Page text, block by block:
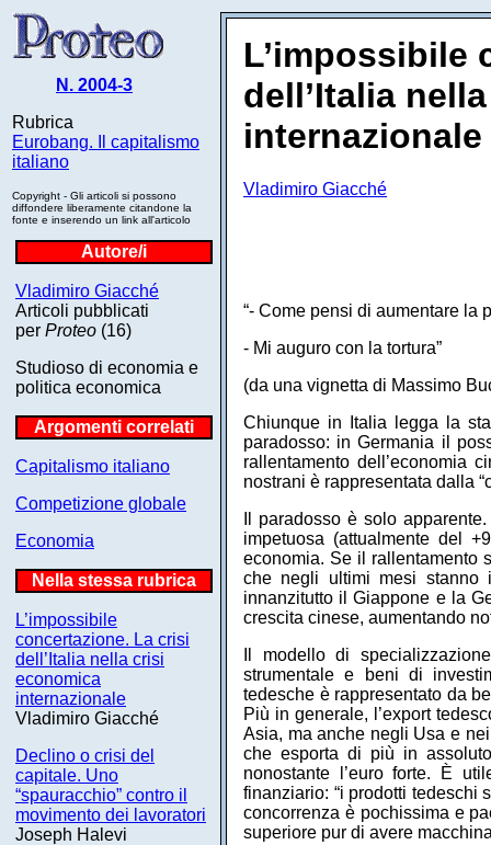
N. 2004-3
Rubrica
Eurobang. Il capitalismo
italiano
Copyright - Gli articoli si possono
diffondere liberamente citandone la
fonte e inserendo un link all'articolo
Autore/i
Vladimiro Giacché
Articoli pubblicati
per Proteo (16)
Studioso di economia e
politica economica
Argomenti correlati
Capitalismo italiano
Competizione globale
Economia
Nella stessa rubrica
L’impossibile
concertazione. La crisi
dell’Italia nella crisi
economica
internazionale
Vladimiro Giacché
Declino o crisi del
capitale. Uno
“spauracchio” contro il
movimento dei lavoratori
Joseph Halevi
L’impossibile
dell’Italia
internazionale
Vladimiro Giacché
“- Come pensi di aumentare la
- Mi auguro con la tortura”
(da una vignetta di Massimo
Chiunque in Italia legga la
paradosso: in Germania il
rallentamento dell’economia
nostrani è rappresentata dalla
Il paradosso è solo
impetuosa (attualmente del
economia. Se il rallentamento
che negli ultimi mesi stanno
innanzitutto il Giappone e la
crescita cinese, aumentando
Il modello di
strumentale e beni di
tedesche è rappresentato da
Più in generale, l’export
Asia, ma anche negli Usa e
che esporta di più in
nonostante l’euro forte. È
finanziario: “i prodotti
concorrenza è pochissima e
superiore pur di avere